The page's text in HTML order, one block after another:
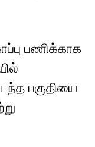
பணிக்காக
பகுதியை